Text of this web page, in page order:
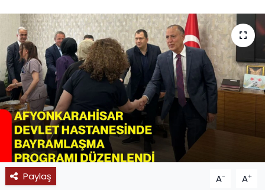
Paylaş A- A+
SPOR
11:11 MANŞET